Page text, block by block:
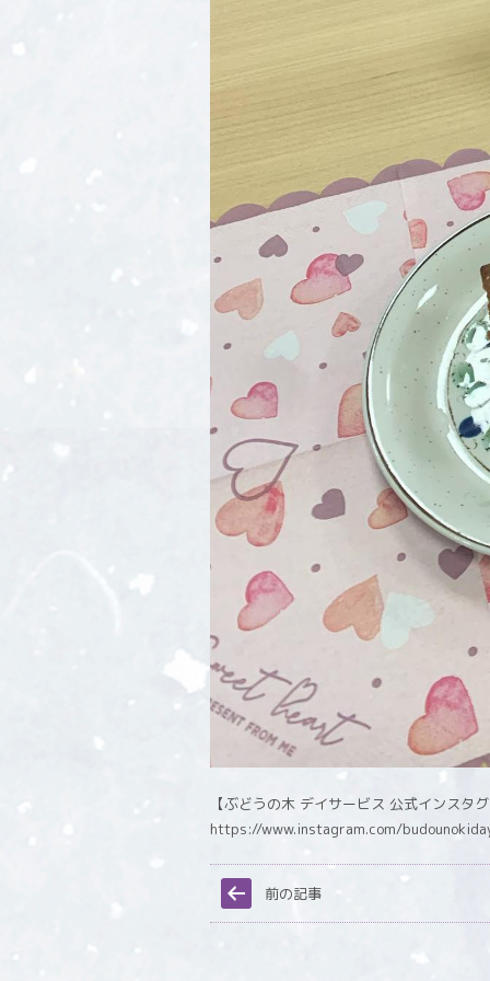
【ぶどうの木 デイサービス 公式インスタ
https://www.instagram.com/
前の記事